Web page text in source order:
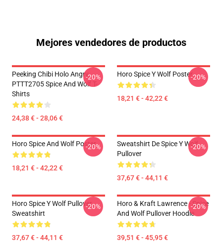
Mejores vendedores de productos
Peeking Chibi Holo Angry
PTTT2705 Spice And Wolf T-
Shirts
24,38 € - 28,06 €
-20% Horo Spice Y Wolf Poster
18,21 € - 42,22 €
-20%
Horo Spice And Wolf Poster
18,21 € - 42,22 €
-20%
Sweatshirt De Spice Y Wolf
Pullover
37,67 € - 44,11 €
-20%
Horo Spice Y Wolf Pullover
Sweatshirt
37,67 € - 44,11 €
-20%
Horo & Kraft Lawrence - Spice
And Wolf Pullover Hoodie
39,51 € - 45,95 €
-20%